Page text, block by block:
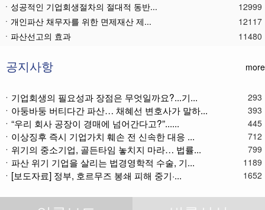
ㆍ성공적인 기업회생절차의 절대적 동반...
12999
ㆍ개인파산 채무자를 위한 면제재산 제...
12117
ㆍ파산선고의 효과
11480
ㆍ법인파산재단의 자산 양수
11800
ㆍ법인파산절차를 통한 대표이사의 면책...
11802
ㆍ법인파산 후 이사의 연대보증책임 해...
11581
ㆍ법인파산절차와 기업회생절차 개요
11879
ㆍ개인회생재단채권(우선권이 있는 채권...
11121
ㆍ개인회생재단이란?
11052
ㆍ개인회생채권이란?
11285
ㆍ가용소득이란?
ㆍ회생신청 후 경매절차 정지신청은?
11381
공지사항 more
ㆍ기업회생의 필요성과 장점은 무엇일까요?...기... 293
ㆍ아둥바둥 버티다간 파산… 채혜선 변호사가 말하... 393
ㆍ“우리 회사 공장이 경매에 넘어간다고?”...... 445
ㆍ이상징후 즉시 기업가치 훼손 전 신속한 대응 ... 712
ㆍ위기의 중소기업, 골든타임 놓치지 마라… 법률... 799
ㆍ파산 위기 기업을 살리는 법경영학적 수술, 기... 1189
ㆍ[보도자료] 정부, 호르무즈 봉쇄 피해 중기·... 1652